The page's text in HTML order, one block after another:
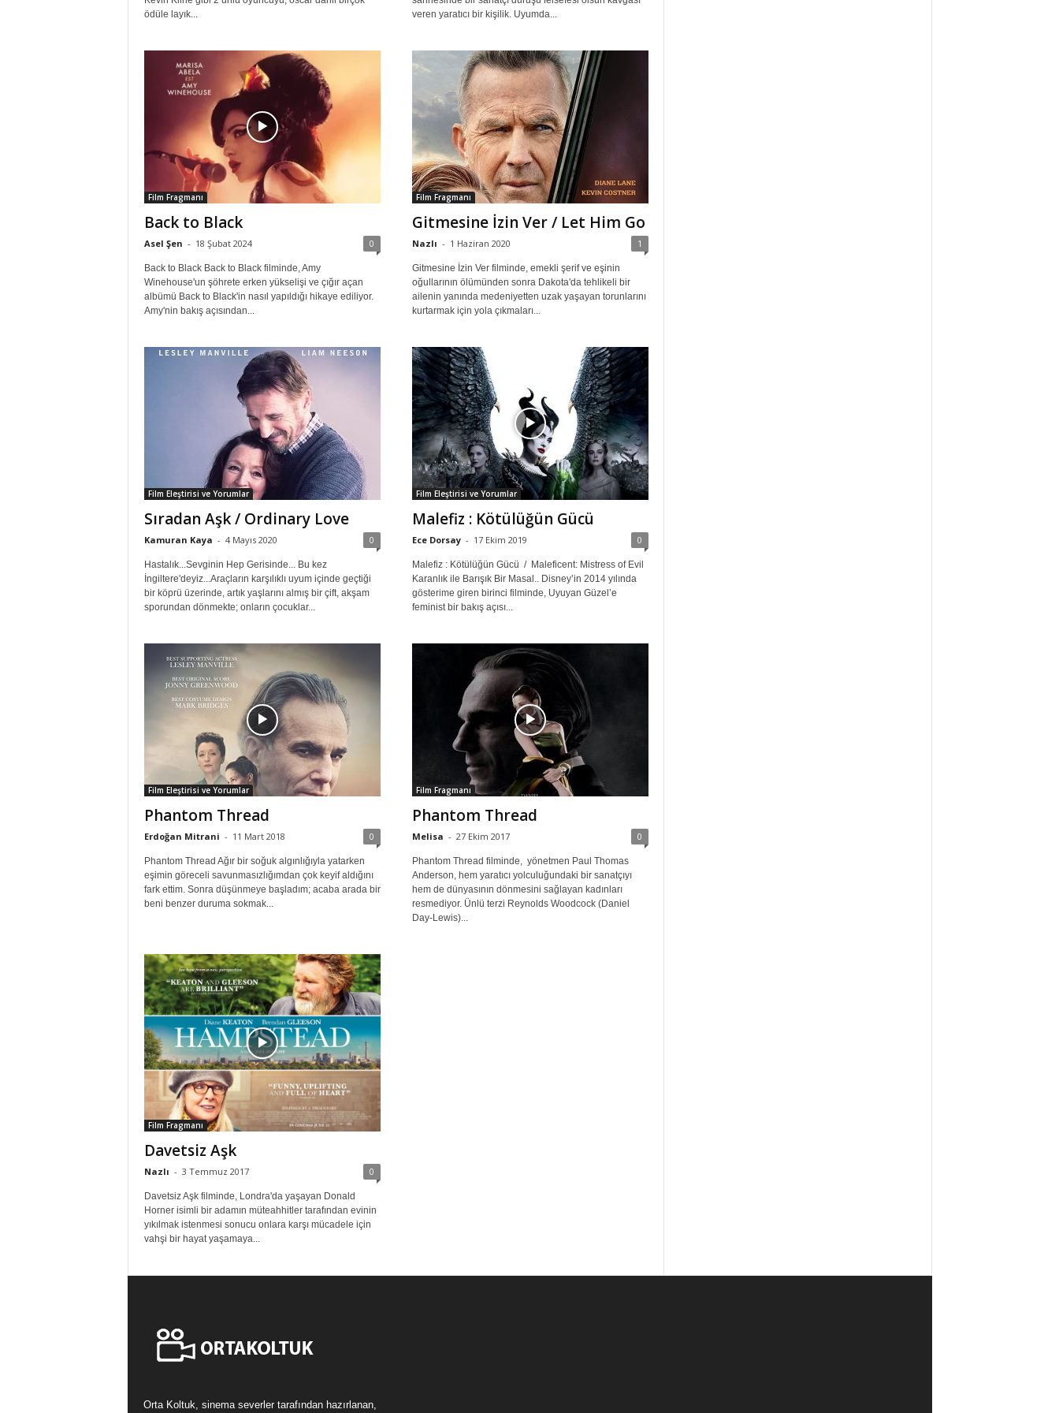
ödüle layık...
veren yaratıcı bir kişilik. Uyumda...
Film Fragmanı
Back to Black
Asel Şen - 18 Şubat 2024 0
Back to Black Back to Black filminde, Amy
Winehouse'un şöhrete erken yükselişi ve çığır açan
albümü Back to Black'in nasıl yapıldığı hikaye ediliyor.
Amy'nin bakış açısından...
Film Fragmanı
Gitmesine İzin Ver / Let Him Go
Nazlı - 1 Haziran 2020 1
Gitmesine İzin Ver filminde, emekli şerif ve eşinin
oğullarının ölümünden sonra Dakota'da tehlikeli bir
ailenin yanında medeniyetten uzak yaşayan torunlarını
kurtarmak için yola çıkmaları...
Film Eleştirisi ve Yorumlar
Sıradan Aşk / Ordinary Love
Kamuran Kaya - 4 Mayıs 2020 0
Hastalık...Sevginin Hep Gerisinde... Bu kez
İngiltere'deyiz...Araçların karşılıklı uyum içinde geçtiği
bir köprü üzerinde, artık yaşlarını almış bir çift, akşam
sporundan dönmekte; onların çocuklar...
Film Eleştirisi ve Yorumlar
Malefiz : Kötülüğün Gücü
Ece Dorsay - 17 Ekim 2019 0
Malefiz : Kötülüğün Gücü / Maleficent: Mistress of Evil
Karanlık ile Barışık Bir Masal.. Disney’in 2014 yılında
gösterime giren birinci filminde, Uyuyan Güzel’e
feminist bir bakış açısı...
Film Eleştirisi ve Yorumlar
Phantom Thread
Erdoğan Mitrani - 11 Mart 2018 0
Phantom Thread Ağır bir soğuk algınlığıyla yatarken
eşimin göreceli savunmasızlığımdan çok keyif aldığını
fark ettim. Sonra düşünmeye başladım; acaba arada bir
beni benzer duruma sokmak...
Film Fragmanı
Phantom Thread
Melisa - 27 Ekim 2017 0
Phantom Thread filminde, yönetmen Paul Thomas
Anderson, hem yaratıcı yolculuğundaki bir sanatçıyı
hem de dünyasının dönmesini sağlayan kadınları
resmediyor. Ünlü terzi Reynolds Woodcock (Daniel
Day-Lewis)...
Film Fragmanı
Davetsiz Aşk
Nazlı - 3 Temmuz 2017 0
Davetsiz Aşk filminde, Londra'da yaşayan Donald
Horner isimli bir adamın müteahhitler tarafından evinin
yıkılmak istenmesi sonucu onlara karşı mücadele için
vahşi bir hayat yaşamaya...
Orta Koltuk, sinema severler tarafından hazırlanan,